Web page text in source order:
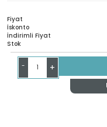
Fiyat
İskonto
İndirimli Fiyat
Stok
- +